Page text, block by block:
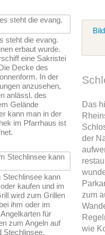
steht die evang.
erbaut wurde.
eine Sakristei
Decke des
In der
anzusehen,
anlässl. des
Gelände
kann man in der
im Pfarrhaus ist
Stechlinsee kann
kaufen und im
wird zum Grillen
ihm oder im
für
zum Angeln auf
Stechlinsee.
Das
der
zum
wie